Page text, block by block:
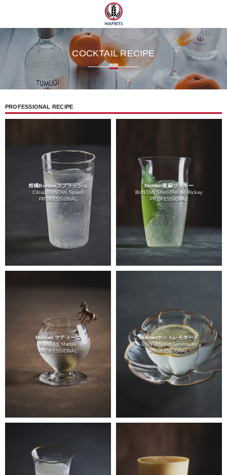
COCKTAIL RECIPE
PROFESSIONAL RECIPE
柑橘Buntanスプラッシュ
Citrus BUNTAN Splash
PROFESSIONAL
Buntan紫蘇リッキー
BUNTAN Shiso(Perilla) Rickey
PROFESSIONAL
Buntan マティーニ
BUNTAN Martini
PROFESSIONAL
Buntanホットレモネード
BUNTAN Hot Lemonade
PROFESSIONAL